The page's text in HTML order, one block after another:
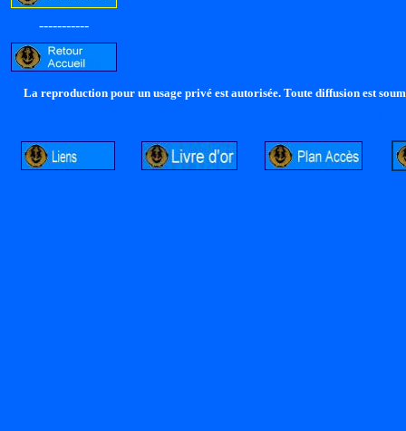
-----------
La reproduction pour un usage privé est autorisée. Toute diffusion est